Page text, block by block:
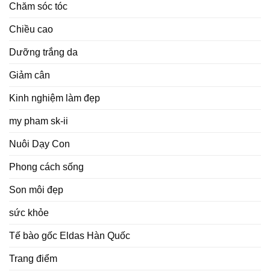
Chăm sóc tóc
Chiều cao
Dưỡng trắng da
Giảm cân
Kinh nghiệm làm đẹp
my pham sk-ii
Nuôi Dạy Con
Phong cách sống
Son môi đẹp
sức khỏe
Tế bào gốc Eldas Hàn Quốc
Trang điểm